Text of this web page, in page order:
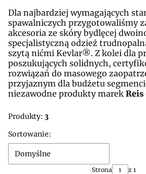
Dla najbardziej wymagających
spawalniczych przygotowaliśmy
akcesoria ze skóry bydlęcej
specjalistyczną odzież
szytą nićmi Kevlar®. Z kolei dla
poszukujących solidnych,
rozwiązań do masowego
przyjaznym dla budżetu
niezawodne produkty marek Reis
Produkty: 3
Lista produktów
Sortowanie:
Domyślne
Strona z 1